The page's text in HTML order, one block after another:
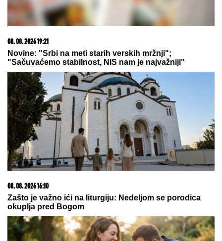
08. 08. 2026 18:00
Запад губи породицу и традицију, Србија их чува
као свој идентитет
08. 08. 2026 16:10